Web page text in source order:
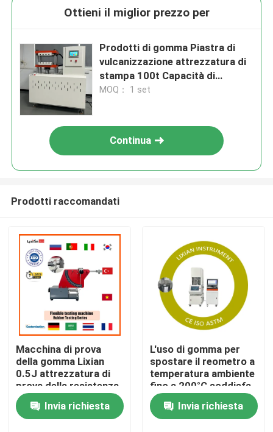
Casa
Prodotti
Ottieni il miglior prezzo per
Prodotti di gomma Piastra di
vulcanizzazione attrezzatura di
stampa 100t Capacità di
riscaldamento Tempo
MOQ： 1 set
Continua
Prodotti raccomandati
Macchina di prova
della gomma Lixian
0.5J attrezzatura di
prova della resistenza
alla ribaltamento della
gomma energetica
flessibile
Invia richiesta
L'uso di gomma per
spostare il reometro a
temperatura ambiente
fino a 200°C soddisfa
lo standard ISO 6502
Pressione 0,5 Mpa-
0,65 Mpa
Invia richiesta